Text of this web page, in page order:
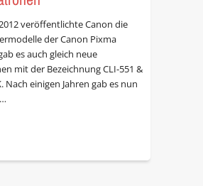
veröffentlichte Canon die
der Canon Pixma
es auch gleich neue
mit der Bezeichnung CLI-551 &
Nach einigen Jahren gab es nun